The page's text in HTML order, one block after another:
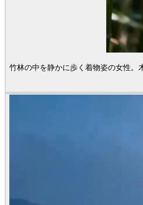
竹林の中を静かに歩く着物姿の女性。